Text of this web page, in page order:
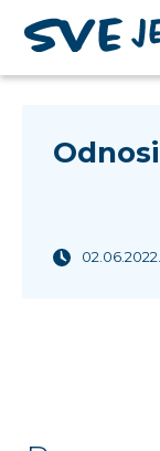
02.06.2022.